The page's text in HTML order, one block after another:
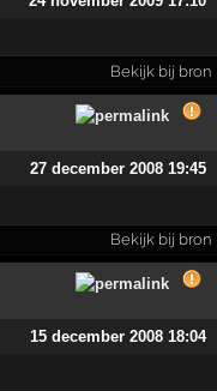
Bekijk bij bron
27 december 2008 19:45
Bekijk bij bron
15 december 2008 18:04